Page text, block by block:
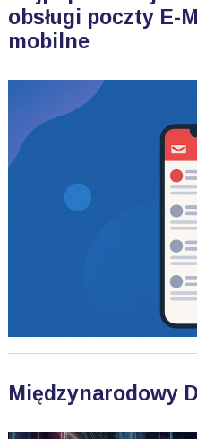
obsługi poczty E-
mobilne
Międzynarodowy